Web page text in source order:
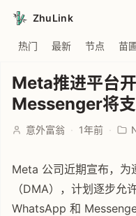
ZhuLink
热门 最新 节点 苗
Meta推进平台
Messenger将
意外富翁 · 1年前 ·
Meta 公司近期宣布，为
（DMA），计划逐步允
WhatsApp 和